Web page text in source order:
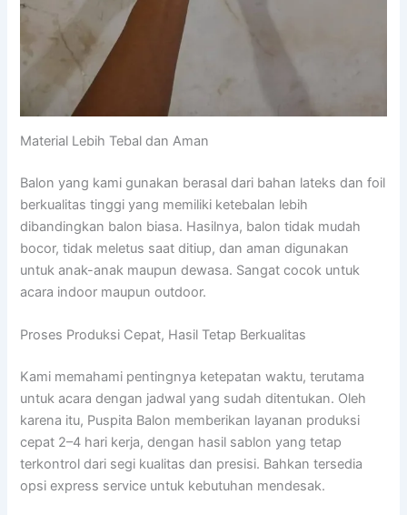
Material Lebih Tebal dan Aman
Balon yang kami gunakan berasal dari bahan lateks dan foil
berkualitas tinggi yang memiliki ketebalan lebih
dibandingkan balon biasa. Hasilnya, balon tidak mudah
bocor, tidak meletus saat ditiup, dan aman digunakan
untuk anak-anak maupun dewasa. Sangat cocok untuk
acara indoor maupun outdoor.
Proses Produksi Cepat, Hasil Tetap Berkualitas
Kami memahami pentingnya ketepatan waktu, terutama
untuk acara dengan jadwal yang sudah ditentukan. Oleh
karena itu, Puspita Balon memberikan layanan produksi
cepat 2–4 hari kerja, dengan hasil sablon yang tetap
terkontrol dari segi kualitas dan presisi. Bahkan tersedia
opsi express service untuk kebutuhan mendesak.